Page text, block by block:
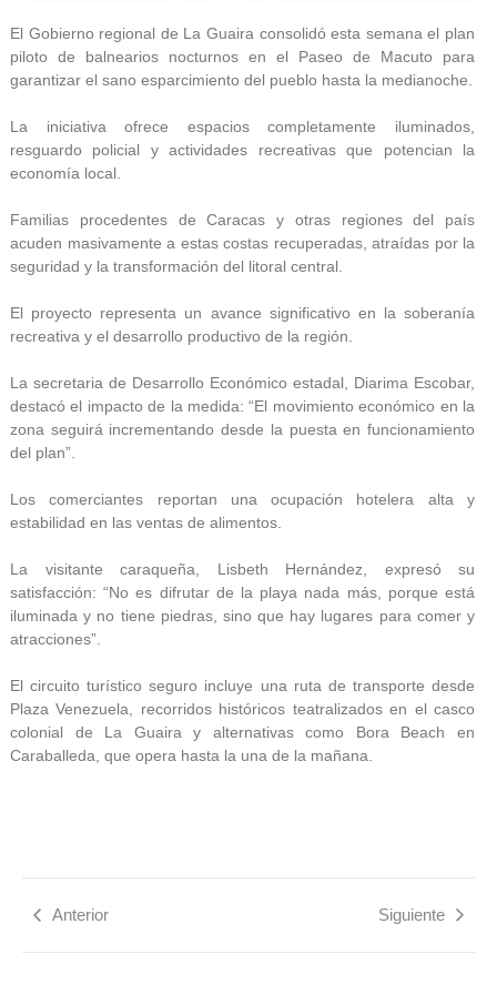
El Gobierno regional de La Guaira consolidó esta semana el plan
piloto de balnearios nocturnos en el Paseo de Macuto para
garantizar el sano esparcimiento del pueblo hasta la medianoche.
La iniciativa ofrece espacios completamente iluminados,
resguardo policial y actividades recreativas que potencian la
economía local.
Familias procedentes de Caracas y otras regiones del país
acuden masivamente a estas costas recuperadas, atraídas por la
seguridad y la transformación del litoral central.
El proyecto representa un avance significativo en la soberanía
recreativa y el desarrollo productivo de la región.
La secretaria de Desarrollo Económico estadal, Diarima Escobar,
destacó el impacto de la medida: “El movimiento económico en la
zona seguirá incrementando desde la puesta en funcionamiento
del plan”.
Los comerciantes reportan una ocupación hotelera alta y
estabilidad en las ventas de alimentos.
La visitante caraqueña, Lisbeth Hernández, expresó su
satisfacción: “No es difrutar de la playa nada más, porque está
iluminada y no tiene piedras, sino que hay lugares para comer y
atracciones”.
El circuito turístico seguro incluye una ruta de transporte desde
Plaza Venezuela, recorridos históricos teatralizados en el casco
colonial de La Guaira y alternativas como Bora Beach en
Caraballeda, que opera hasta la una de la mañana.
Anterior Siguiente